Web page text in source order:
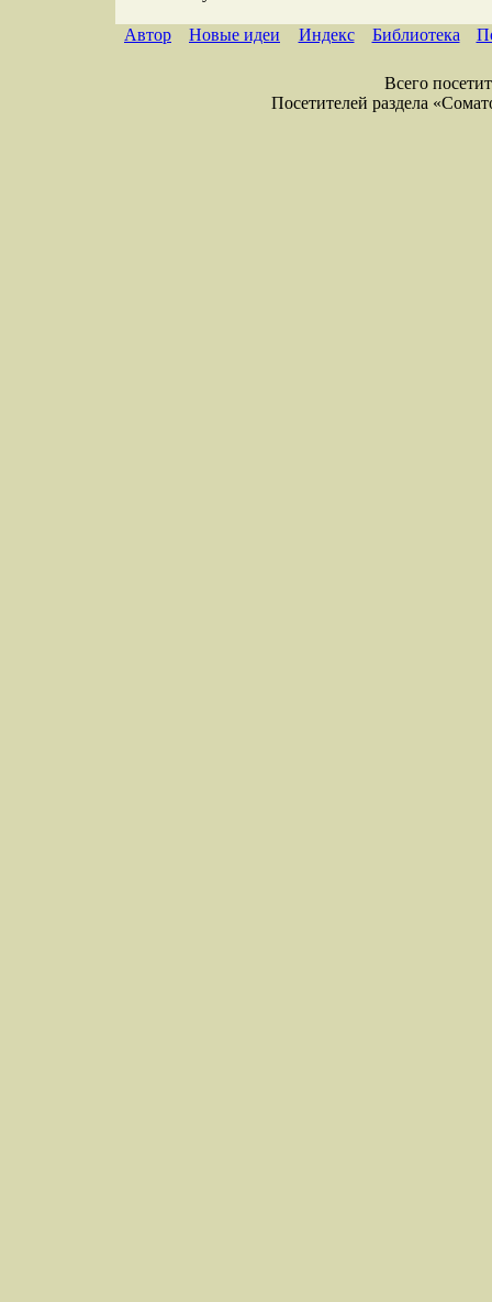
Автор Новые идеи Индекс Библиотека
Всего
Посетителей раздела